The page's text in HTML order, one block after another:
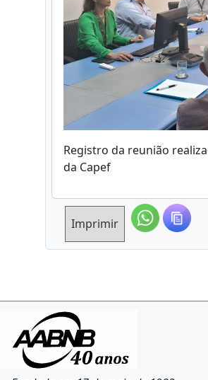
Registro da reunião
da Capef
Imprimir